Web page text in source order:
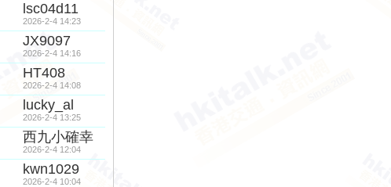
lsc04d11
2026-2-4 14:23
JX9097
2026-2-4 14:16
HT408
2026-2-4 14:08
lucky_al
2026-2-4 13:25
西九小確幸
2026-2-4 12:04
kwn1029
2026-2-4 10:04